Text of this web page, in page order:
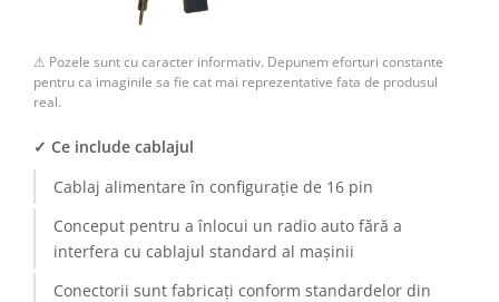
⚠ Pozele sunt cu caracter informativ. Depunem eforturi constante
pentru ca imaginile sa fie cat mai reprezentative fata de produsul
real.
✓ Ce include cablajul
Cablaj alimentare în configurație de 16 pin
Conceput pentru a înlocui un radio auto fără a
interfera cu cablajul standard al mașinii
Conectorii sunt fabricați conform standardelor din